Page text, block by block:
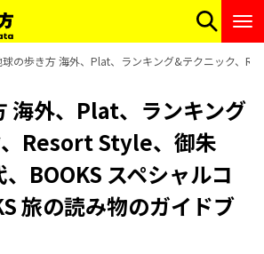
球の歩き方 海外、Plat、ランキング&テクニック、
海外、Plat、ランキング
Resort Style、御朱
BOOKS スペシャルコ
旅の読み物のガイドブ